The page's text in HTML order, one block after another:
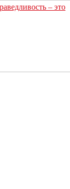
– это